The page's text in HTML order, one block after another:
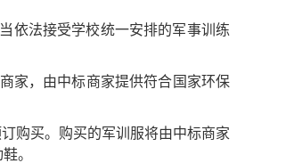
依法接受学校统一安排的军事训练
家，由中标商家提供符合国家环保
购买。购买的军训服将由中标商家
。